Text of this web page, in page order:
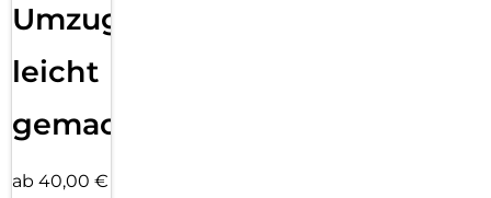
Umzug
leicht
gemacht!
ab 40,00 €